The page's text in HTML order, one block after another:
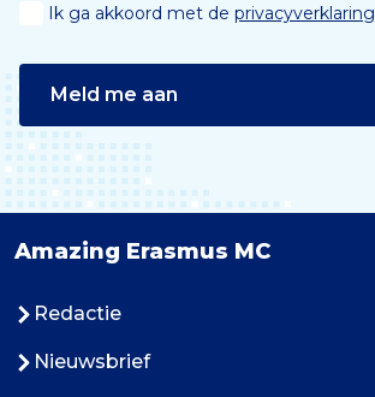
Ik ga akkoord met de privacyverklaring
Meld me aan
Amazing Erasmus MC
Redactie
Nieuwsbrief